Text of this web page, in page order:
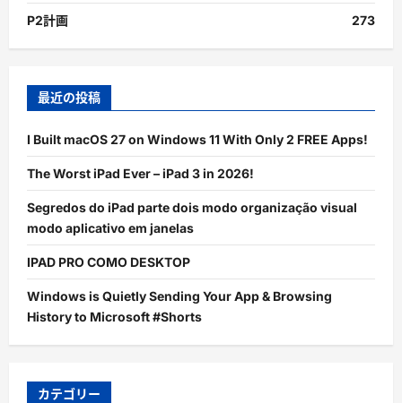
P2計画 273
最近の投稿
I Built macOS 27 on Windows 11 With Only 2 FREE Apps!
The Worst iPad Ever – iPad 3 in 2026!
Segredos do iPad parte dois modo organização visual
modo aplicativo em janelas
IPAD PRO COMO DESKTOP
Windows is Quietly Sending Your App & Browsing
History to Microsoft #Shorts
カテゴリー